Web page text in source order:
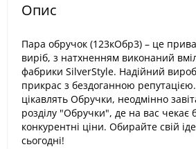
Опис
Пара обручок (123кОбр3) – це
виріб, з натхненням виконаний
фабрики SilverStyle. Надійний
прикрас з бездоганною
цікавлять Обручки, неодмінно
розділу "Обручки", де на вас чекає
конкурентні ціни. Обирайте свій
сьогодні!